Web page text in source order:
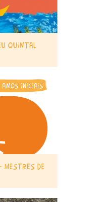
quintal
iniciais
mestres de